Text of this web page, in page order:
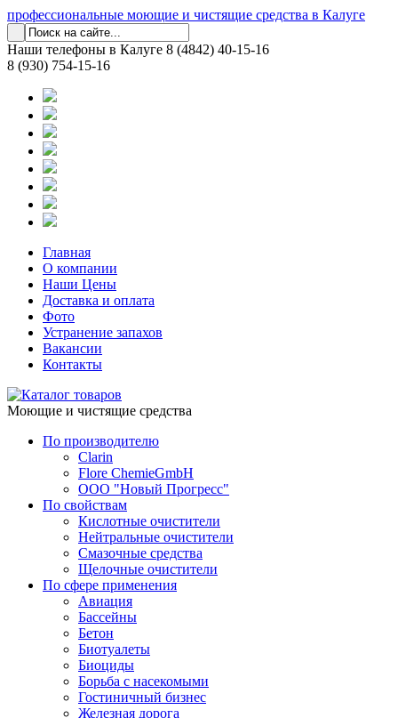
профессиональные моющие и чистящие средства в Калуге
Наши телефоны в Калуге 8 (4842) 40-15-16
8 (930) 754-15-16
Главная
О компании
Наши Цены
Доставка и оплата
Фото
Устранение запахов
Вакансии
Контакты
Моющие и чистящие средства
По производителю
Clarin
Flore ChemieGmbH
ООО "Новый Прогресс"
По свойствам
Кислотные очистители
Нейтральные очистители
Смазочные средства
Щелочные очистители
По сфере применения
Авиация
Бассейны
Бетон
Биотуалеты
Биоциды
Борьба с насекомыми
Гостиничный бизнес
Железная дорога